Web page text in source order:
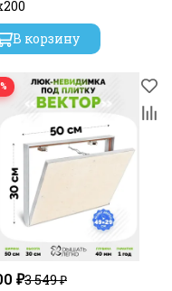
В корзину
₽3 549 ₽